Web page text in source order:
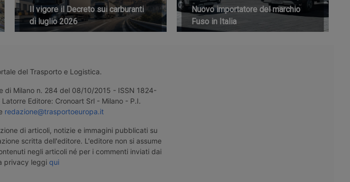
Il vigore il Decreto sui carburanti
di luglio 2026
Nuovo importatore del marchio
Fuso in Italia
del Trasporto e Logistica.
di Milano n. 284 del 08/10/2015 - ISSN 1824-
Editore: Cronoart Srl - Milano - P.I.
redazione@trasportoeuropa.it
di articoli, notizie e immagini pubblicati su
scritta dell'editore. L'editore non si assume
negli articoli né per i commenti inviati dai
privacy leggi qui